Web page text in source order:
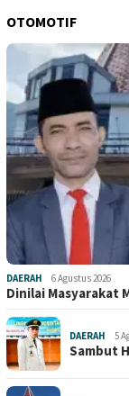
OTOMOTIF
DAERAH 6 Agustus 2026
Dinilai Masyarakat
DAERAH 5
Sambut